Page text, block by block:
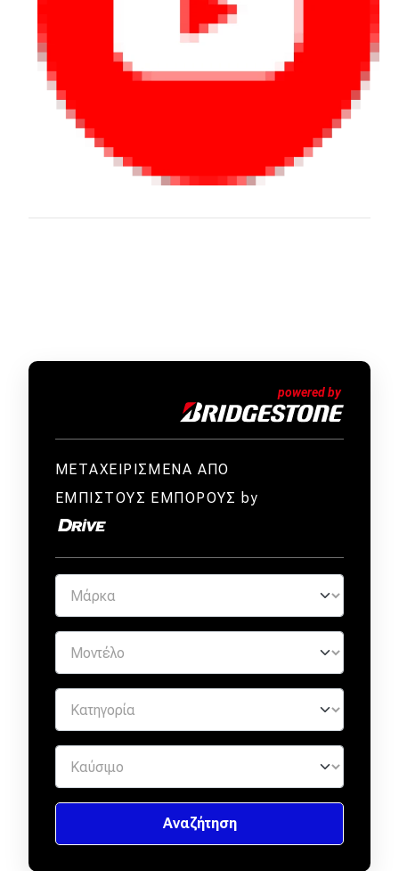
ΜΕΤΑΧΕΙΡΙΣΜΕΝΑ ΑΠΟ
ΕΜΠΙΣΤΟΥΣ ΕΜΠΟΡΟΥΣ by